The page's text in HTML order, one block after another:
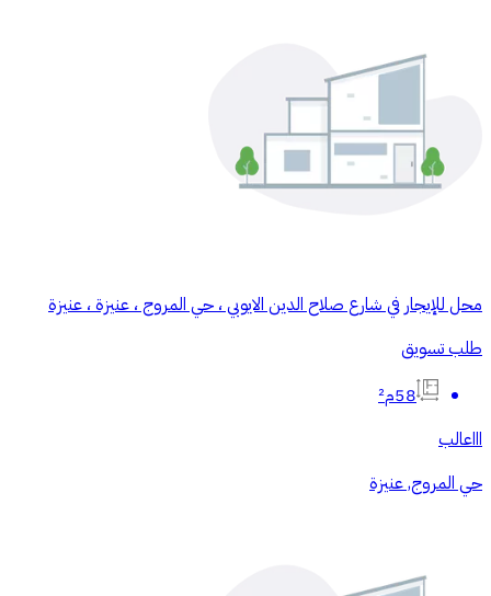
محل للإيجار في شارع صلاح الدين الايوبي ، حي المروج ، عنيزة ، عنيزة
طلب تسويق
58م²
اااعالب
حي المروج, عنيزة